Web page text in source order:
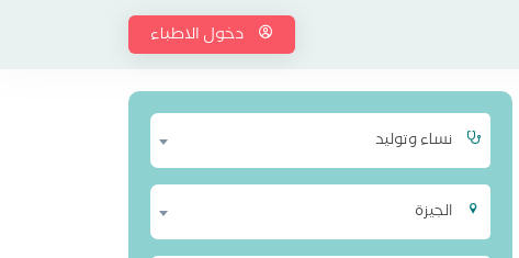
دخول الاطباء
نساء وتوليد
الجيزة